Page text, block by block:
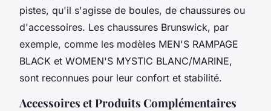
pistes, qu'il s'agisse de boules, de chaussures ou
d'accessoires. Les chaussures Brunswick, par
exemple, comme les modèles MEN'S RAMPAGE
BLACK et WOMEN'S MYSTIC BLANC/MARINE,
sont reconnues pour leur confort et stabilité.
Accessoires et Produits Complémentaires